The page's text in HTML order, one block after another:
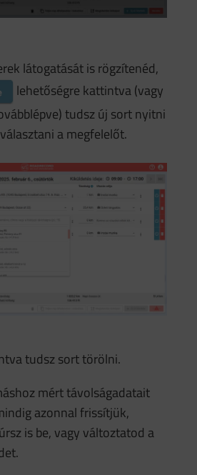
látogatását is rögzítenéd,
lehetőségre kattintva (vagy
tudsz új sort nyitni
a megfelelőt.
tudsz sort törölni.
mért távolságadatait
azonnal frissítjük,
is be, vagy változtatod a